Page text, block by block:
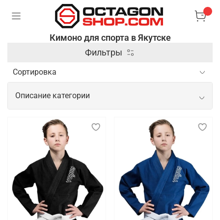
Кимоно для спорта в Якутске
Фильтры
Описание категории
Спортивное кимоно для тренировок и
показательных выступлений
Спортивное кимоно — это специальная одежда,
используемая в боевых искусствах и
единоборствах, таких как дзюдо, карате, айкидо и
бразильское джиу-джитсу. Оно изготавливается из
плотной и прочной ткани, которая выдерживает
интенсивные нагрузки и частые захваты,